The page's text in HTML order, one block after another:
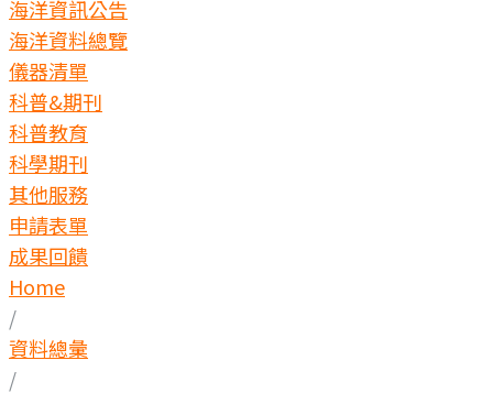
海洋資訊公告
海洋資料總覽
儀器清單
科普&期刊
科普教育
科學期刊
其他服務
申請表單
成果回饋
Home
/
資料總彙
/